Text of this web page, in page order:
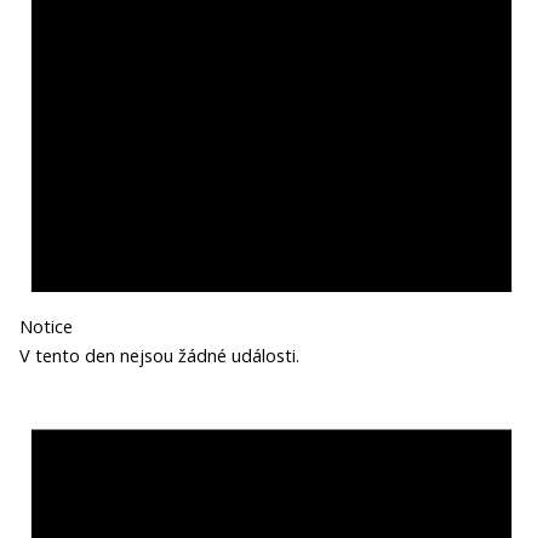
Notice
V tento den nejsou žádné události.